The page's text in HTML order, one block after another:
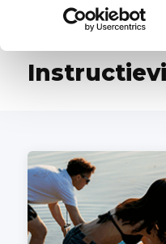
Instructievideo's